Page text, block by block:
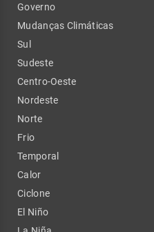
Governo
Mudanças Climáticas
Sul
Sudeste
Centro-Oeste
Nordeste
Norte
Frio
Temporal
Calor
Ciclone
El Niño